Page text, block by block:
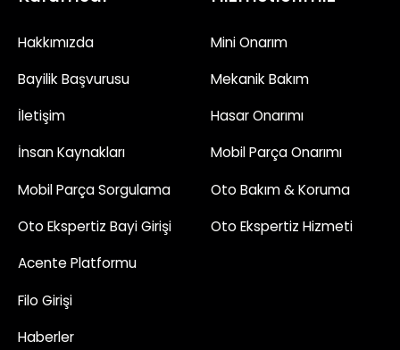
Hakkımızda
Bayilik Başvurusu
İletişim
İnsan Kaynakları
Mobil Parça Sorgulama
Oto Ekspertiz Bayi Girişi
Acente Platformu
Filo Girişi
Haberler
Mini Onarım
Mekanik Bakım
Hasar Onarımı
Mobil Parça Onarımı
Oto Bakım & Koruma
Oto Ekspertiz Hizmeti